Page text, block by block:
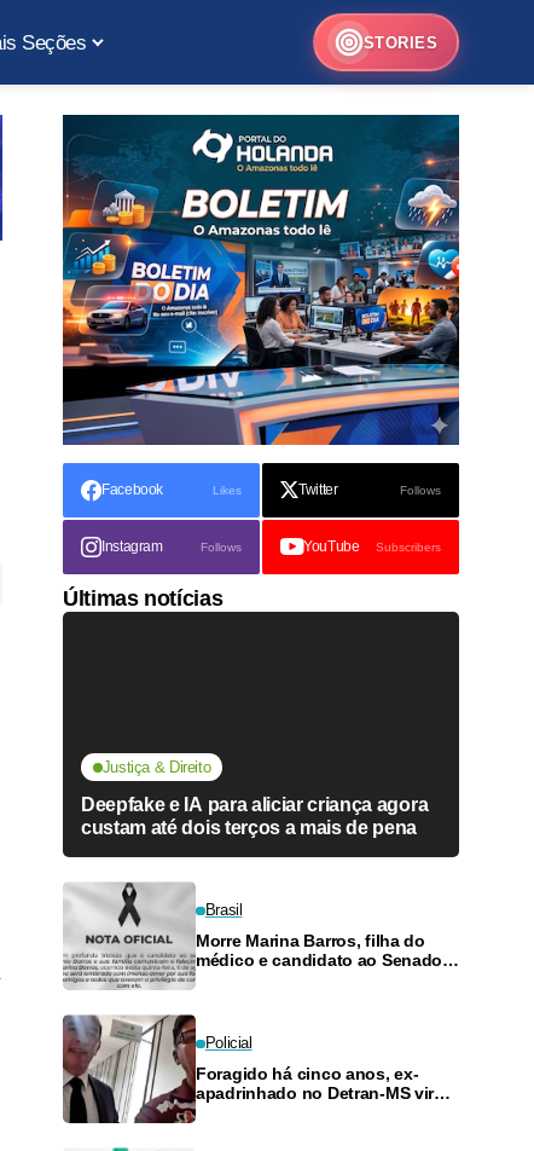
Seções STORIES
Facebook Likes Twitter Follows
Instagram Follows YouTube Subscribers
Últimas notícias
Justiça & Direito
Deepfake e IA para aliciar criança agora
custam até dois terços a mais de pena
Brasil
Morre Marina Barros, filha do
médico e candidato ao Senado
Policial
Foragido há cinco anos, ex-
apadrinhado no Detran-MS vira